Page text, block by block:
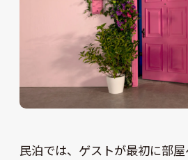
民泊では、ゲストが最初に部